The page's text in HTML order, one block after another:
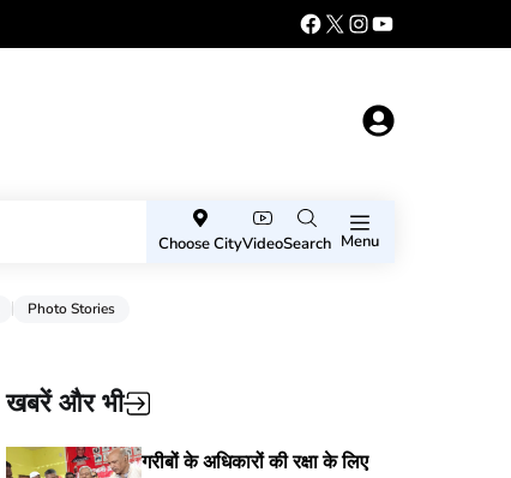
Choose CityVideoSearch Menu
Photo Stories
खबरें और भी
गरीबों के अधिकारों की रक्षा के लिए